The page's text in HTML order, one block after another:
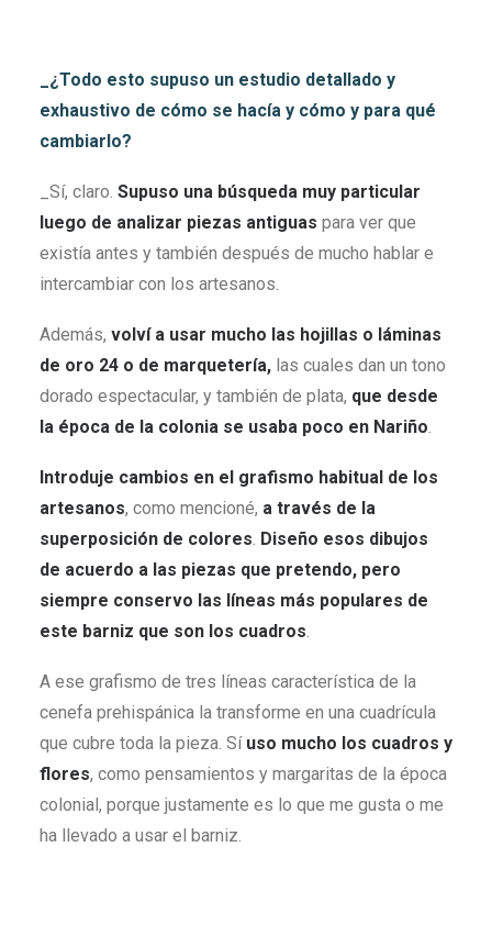
_¿Todo esto supuso un estudio detallado y
exhaustivo de cómo se hacía y cómo y para qué
cambiarlo?
_Sí, claro. Supuso una búsqueda muy particular
luego de analizar piezas antiguas para ver que
existía antes y también después de mucho hablar e
intercambiar con los artesanos.
Además, volví a usar mucho las hojillas o láminas
de oro 24 o de marquetería, las cuales dan un tono
dorado espectacular, y también de plata, que desde
la época de la colonia se usaba poco en Nariño.
Introduje cambios en el grafismo habitual de los
artesanos, como mencioné, a través de la
superposición de colores. Diseño esos dibujos
de acuerdo a las piezas que pretendo, pero
siempre conservo las líneas más populares de
este barniz que son los cuadros.
A ese grafismo de tres líneas característica de la
cenefa prehispánica la transforme en una cuadrícula
que cubre toda la pieza. Sí uso mucho los cuadros y
flores, como pensamientos y margaritas de la época
colonial, porque justamente es lo que me gusta o me
ha llevado a usar el barniz.